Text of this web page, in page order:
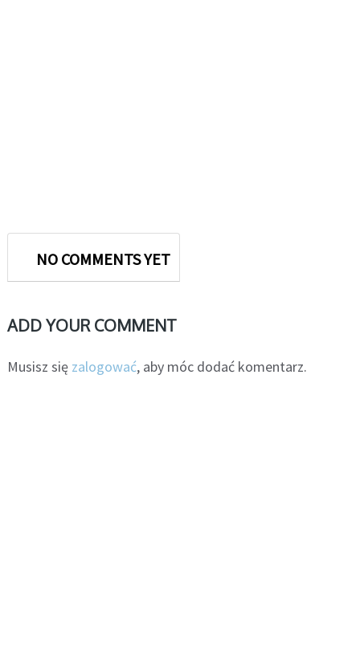
NO COMMENTS YET
ADD YOUR COMMENT
Musisz się zalogować, aby móc dodać komentarz.